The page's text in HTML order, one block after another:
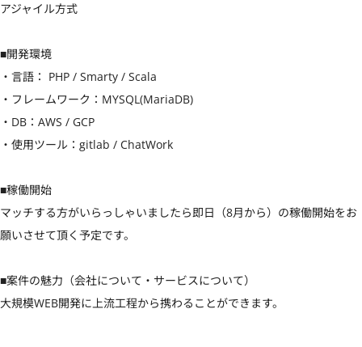
アジャイル方式
■開発環境
・言語： PHP / Smarty / Scala
・フレームワーク：MYSQL(MariaDB)
・DB：AWS / GCP
・使用ツール：gitlab / ChatWork
■稼働開始
マッチする方がいらっしゃいましたら即日（8月から）の稼働開始をお
願いさせて頂く予定です。
■案件の魅力（会社について・サービスについて）
大規模WEB開発に上流工程から携わることができます。